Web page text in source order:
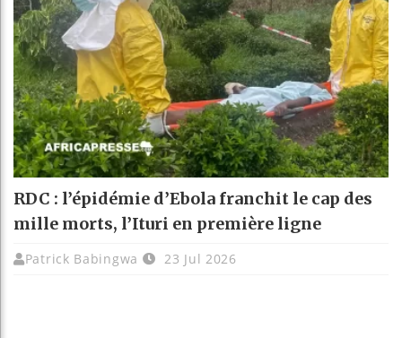
RDC : l’épidémie d’Ebola franchit le cap des
mille morts, l’Ituri en première ligne
Patrick Babingwa 23 Jul 2026